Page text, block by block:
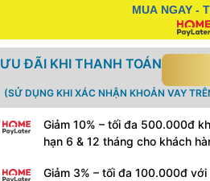
MUA NGAY -
ƯU ĐÃI KHI THANH TOÁN
(SỬ DỤNG KHI XÁC NHẬN KHOẢN VAY
Giảm 10% – tối đa 500.000đ
hạn 6 & 12 tháng cho khách
Giảm 3% – tối đa 100.000đ với